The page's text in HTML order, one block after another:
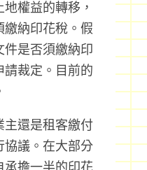
權益的轉移，
繳納印花稅。假
件是否須繳納印
請裁定。目前的
主還是租客繳付
協議。在大部分
承擔一半的印花